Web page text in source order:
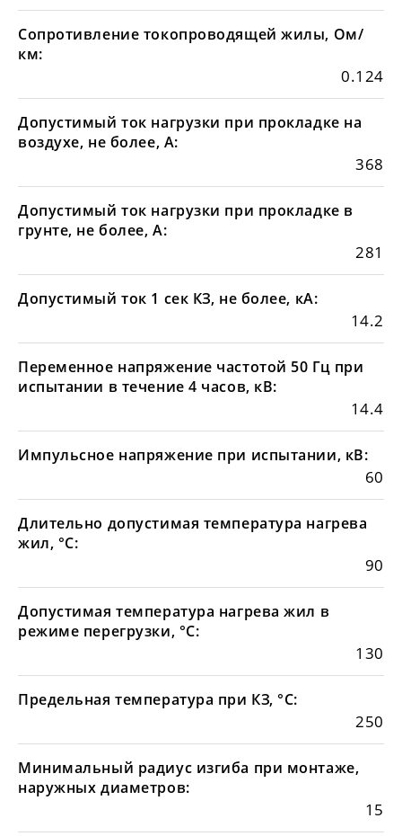
Сопротивление токопроводящей жилы, Ом/
км:
0.124
Допустимый ток нагрузки при прокладке на
воздухе, не более, А:
368
Допустимый ток нагрузки при прокладке в
грунте, не более, А:
281
Допустимый ток 1 сек КЗ, не более, кА:
14.2
Переменное напряжение частотой 50 Гц при
испытании в течение 4 часов, кВ:
14.4
Импульсное напряжение при испытании, кВ:
60
Длительно допустимая температура нагрева
жил, °С:
90
Допустимая температура нагрева жил в
режиме перегрузки, °С:
130
Предельная температура при КЗ, °С:
250
Минимальный радиус изгиба при монтаже,
наружных диаметров:
15